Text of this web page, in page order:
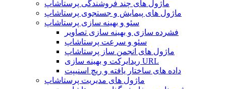
ماژول های چند فروشندگی پرستاشاپ
ماژول های پیمایش و جستجوی پرستاشاپ
سئو و بهینه سازی پرستاشاپ
فشرده سازی و بهینه سازی تصاویر
سئو و سرعت پرستاشاپ
ماژول های انجمن ساز پرستاشاپ
ریدایرکت و بهینه سازی URL
داده های ساختار یافته و ریچ اسنیپت
ماژول های مدیریت پرستاشاپ